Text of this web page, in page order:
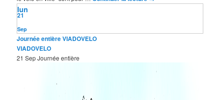
Sep
21
lun
Journée entièreVIADOVELO
VIADOVELO
21 SepJournée entière